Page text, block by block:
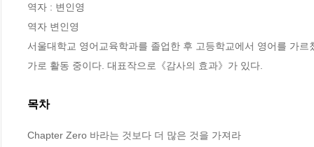
역자 : 변인영
역자 변인영
서울대학교 영어교육학과를 졸업한 후 고등학교에서 영어를 가
가로 활동 중이다. 대표작으로《감사의 효과》가 있다.
목차
Chapter Zero 바라는 것보다 더 많은 것을 가져라